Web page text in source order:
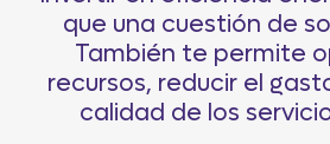
que una cuestión de
También te permite
recursos, reducir el
calidad de los